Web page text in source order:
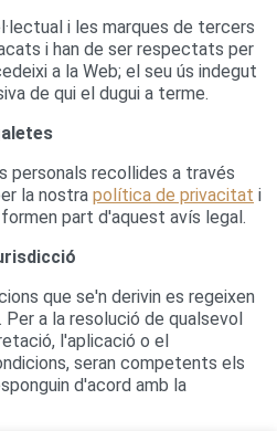
i les marques de tercers
i han de ser respectats per
a la Web; el seu ús indegut
de qui el dugui a terme.
personals recollides a través
la nostra política de privacitat i
part d'aquest avís legal.
que se'n derivin es regeixen
a la resolució de qualsevol
l'aplicació o el
seran competents els
d'acord amb la